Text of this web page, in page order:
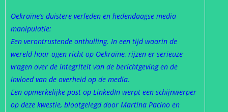
Oekraïne’s duistere verleden en hedendaagse media
manipulatie:
Een verontrustende onthulling. In een tijd waarin de
wereld haar ogen richt op Oekraïne, rijzen er serieuze
vragen over de integriteit van de berichtgeving en de
invloed van de overheid op de media.
Een opmerkelijke post op LinkedIn werpt een schijnwerper
op deze kwestie, blootgelegd door Martina Pacino en